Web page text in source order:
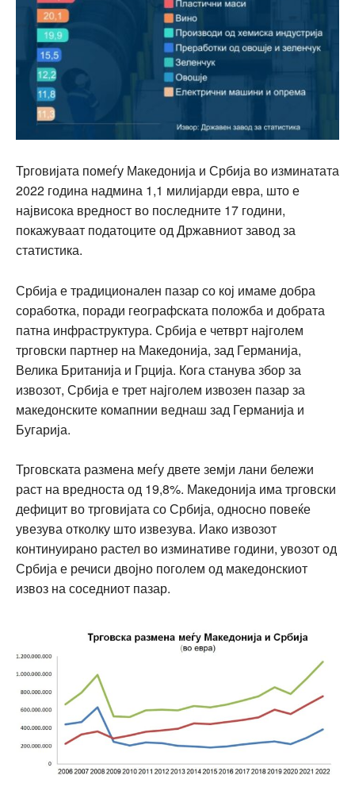
Трговијата помеѓу Македонија и Србија во изминатата
2022 година надмина 1,1 милијарди евра, што е
највисока вредност во последните 17 години,
покажуваат податоците од Државниот завод за
статистика.
Србија е традиционален пазар со кој имаме добра
соработка, поради географската положба и добрата
патна инфраструктура. Србија е четврт најголем
трговски партнер на Македонија, зад Германија,
Велика Британија и Грција. Кога станува збор за
извозот, Србија е трет најголем извозен пазар за
македонските комапнии веднаш зад Германија и
Бугарија.
Трговската размена меѓу двете земји лани бележи
раст на вредноста од 19,8%. Македонија има трговски
дефицит во трговијата со Србија, односно повеќе
увезува отколку што извезува. Иако извозот
континуирано растел во изминативе години, увозот од
Србија е речиси двојно поголем од македонскиот
извоз на соседниот пазар.